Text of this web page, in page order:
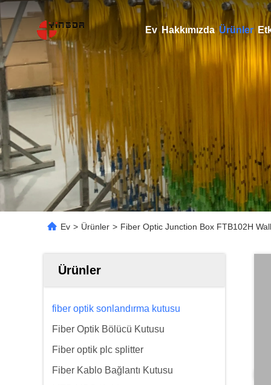
Ev Hakkımızda Ürünler
Ev > Ürünler > Fiber Optic Junction Box FTB102H
Ürünler
fiber optik sonlandırma kutusu
Fiber Optik Bölücü Kutusu
Fiber optik plc splitter
Fiber Kablo Bağlantı Kutusu